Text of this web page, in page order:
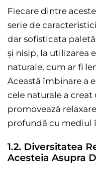
Fiecare dintre
serie de
dar sofisticata
și nisip, la utilizarea
naturale, cum ar fi
Această îmbinare a
cele naturale a
promovează
profundă cu mediul
1.2. Diversitatea
Acesteia Asupra